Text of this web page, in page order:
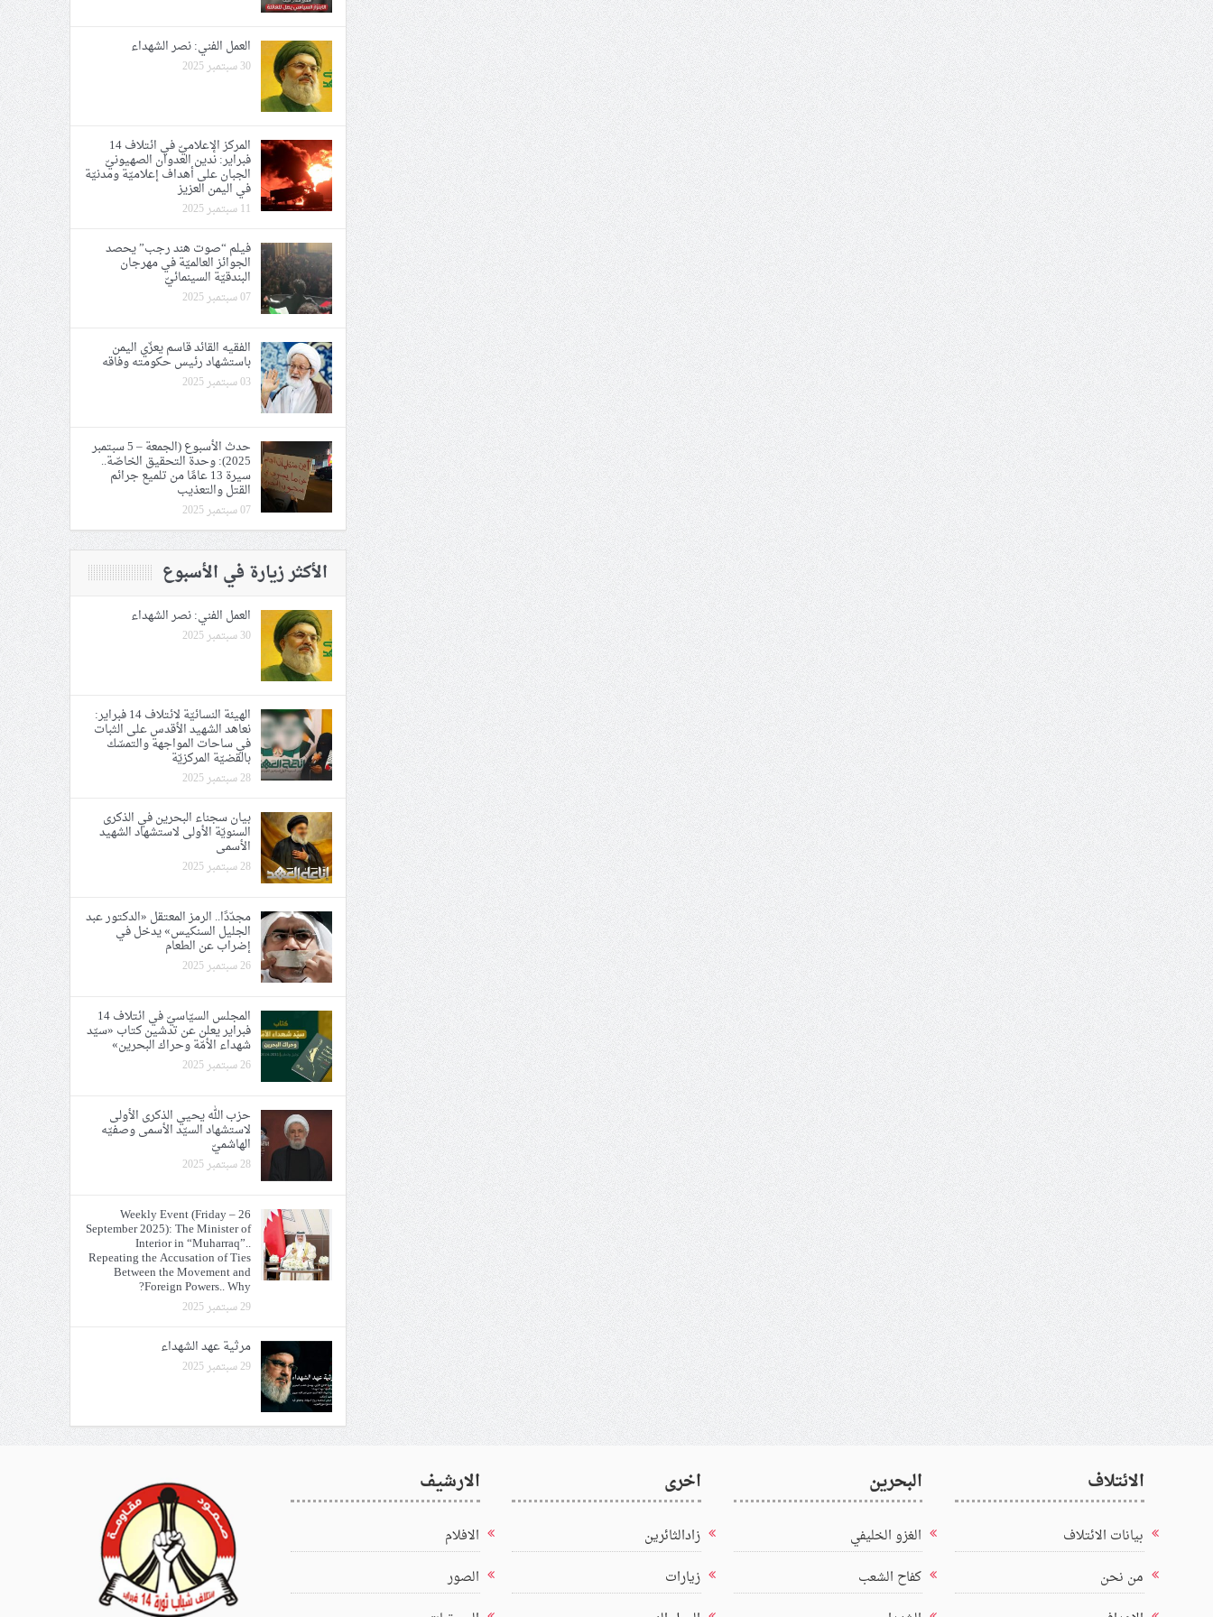
العمل الفني: نصر الشهداء
30 سبتمبر 2025
المركز الإعلاميّ في ائتلاف 14
فبراير: ندين العدوان الصهيونيّ
الجبان على أهداف إعلاميّة ومدنيّة
في اليمن العزيز
11 سبتمبر 2025
فيلم “صوت هند رجب” يحصد
الجوائز العالميّة في مهرجان
البندقيّة السينمائيّ
07 سبتمبر 2025
الفقيه القائد قاسم يعزّي اليمن
باستشهاد رئيس حكومته وفاقه
03 سبتمبر 2025
حدث الأسبوع (الجمعة – 5 سبتمبر
2025): وحدة التحقيق الخاصّة..
سيرة 13 عامًا من تلميع جرائم
القتل والتعذيب
07 سبتمبر 2025
الأكثر زيارة في الأسبوع
العمل الفني: نصر الشهداء
30 سبتمبر 2025
الهيئة النسائيّة لائتلاف 14 فبراير:
نعاهد الشهيد الأقدس على الثبات
في ساحات المواجهة والتمسّك
بالقضيّة المركزيّة
28 سبتمبر 2025
بيان سجناء البحرين في الذكرى
السنويّة الأولى لاستشهاد الشهيد
الأسمى
28 سبتمبر 2025
مجدّدًا.. الرمز المعتقل «الدكتور عبد
الجليل السنكيس» يدخل في
إضراب عن الطعام
26 سبتمبر 2025
المجلس السيّاسيّ في ائتلاف 14
فبراير يعلن عن تدشين كتاب «سيّد
شهداء الأمّة وحراك البحرين»
26 سبتمبر 2025
حزب الله يحيي الذكرى الأولى
لاستشهاد السيّد الأسمى وصفيّه
الهاشميّ
28 سبتمبر 2025
Weekly Event (Friday – 26
September 2025): The Minister of
Interior in “Muharraq”..
Repeating the Accusation of Ties
Between the Movement and
Foreign Powers.. Why?
29 سبتمبر 2025
مرثية عهد الشهداء
29 سبتمبر 2025
الائتلاف
بيانات الائتلاف
من نحن
البحرين
الغزو الخليفي
كفاح الشعب
اخرى
زادالثائرين
زيارات
الارشيف
الافلام
الصور